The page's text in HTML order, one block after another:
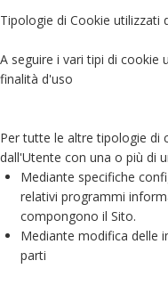
Tipologie di Cookie utilizzati
A seguire i vari tipi di cookie
finalità d'uso
Per tutte le altre tipologie di
dall'Utente con una o più di
Mediante specifiche
relativi programmi
compongono il Sito.
Mediante modifica delle
parti